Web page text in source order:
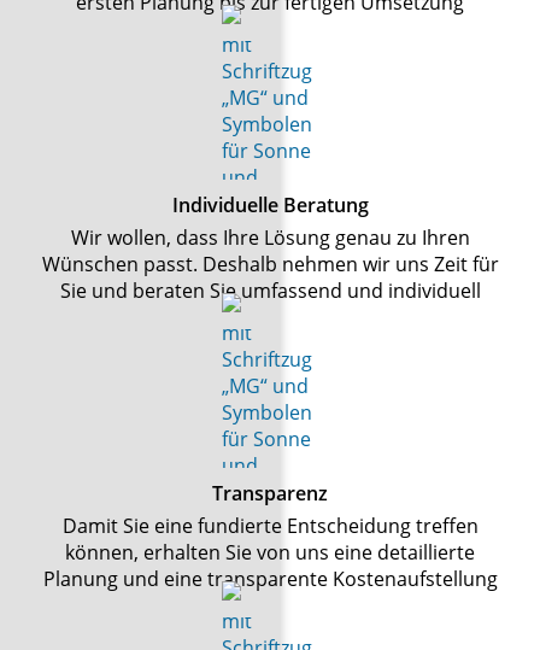
Individuelle Beratung
Wir wollen, dass Ihre Lösung genau zu Ihren
Wünschen passt. Deshalb nehmen wir uns Zeit für
Sie und beraten Sie umfassend und individuell
Transparenz
Damit Sie eine fundierte Entscheidung treffen
können, erhalten Sie von uns eine detaillierte
Planung und eine transparente Kostenaufstellung